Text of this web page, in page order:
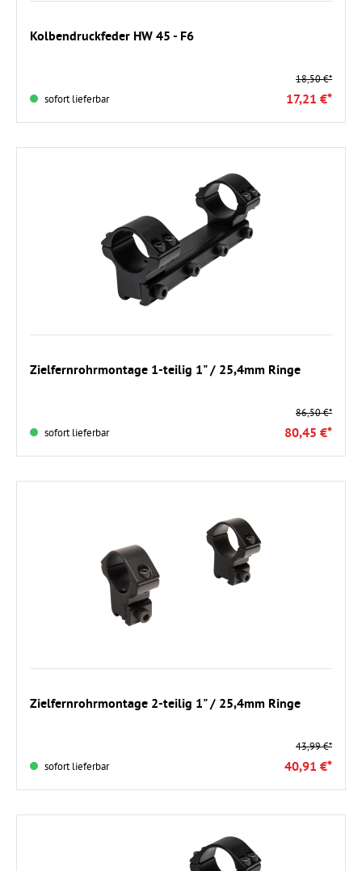
Kolbendruckfeder HW 45 - F6
sofort lieferbar
18,50 €*
17,21 €*
Zielfernrohrmontage 1-teilig 1" / 25,4mm Ringe
sofort lieferbar
86,50 €*
80,45 €*
Zielfernrohrmontage 2-teilig 1" / 25,4mm Ringe
sofort lieferbar
43,99 €*
40,91 €*